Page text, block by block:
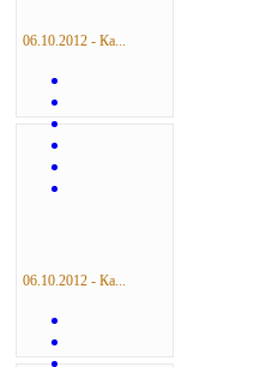
06.10.2012 - Ка...
06.10.2012 - Ка...